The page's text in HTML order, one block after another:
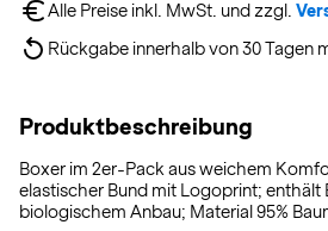
Alle Preise inkl. MwSt. und zzgl.
Rückgabe innerhalb von 30 Tagen
Produktbeschreibung
Boxer im 2er-Pack aus weichem
elastischer Bund mit Logoprint; enthält
biologischem Anbau; Material 95%